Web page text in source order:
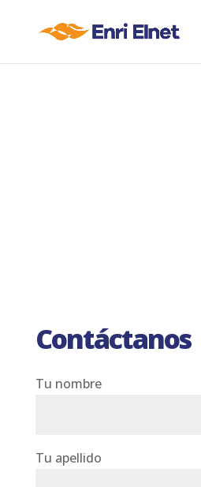
Contáctanos
Tu nombre
Tu apellido